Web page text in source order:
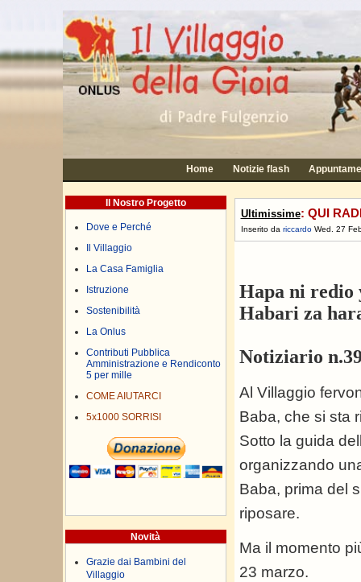
Home Notizie flash
Il Nostro Progetto
Dove e Perché
Il Villaggio
La Casa Famiglia
Istruzione
Sostenibilità
La Onlus
Contributi Pubblica
Amministrazione e Rendiconto
5 per mille
COME AIUTARCI
5x1000 SORRISI
Novità
Grazie dai Bambini del
Villaggio
Ultimissime: QUI
Inserito da riccardoWed. 27
Hapa ni
Habari za
Notiziario
Al Villaggio
Baba, che si sta
Sotto la guida
organizzando
Baba, prima del
riposare.
Ma il momento
23 marzo.